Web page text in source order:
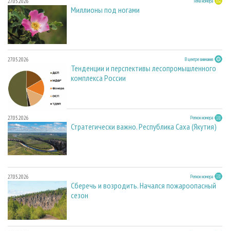
Миллионы под ногами
27.05.2026 В центре внимания
Тенденции и перспективы лесопромышленного
комплекса России
27.05.2026 Регион номера
Стратегически важно. Республика Саха (Якутия)
27.05.2026 Регион номера
Сберечь и возродить. Начался пожароопасный
сезон